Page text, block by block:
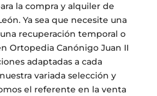
la compra y alquiler de
Ya sea que necesite una
recuperación temporal o
Ortopedia Canónigo Juan II
adaptadas a cada
variada selección y
el referente en la venta